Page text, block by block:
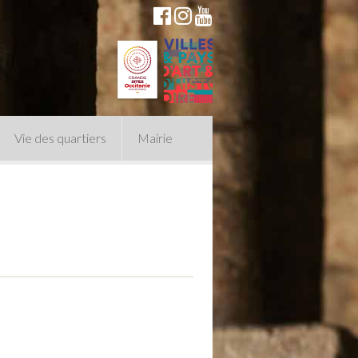
Vie des quartiers Mairie